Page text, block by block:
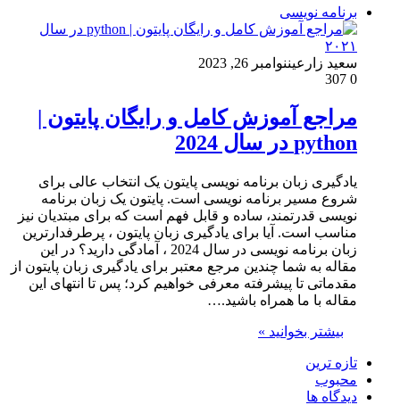
برنامه نویسی
سعید زارعیننوامبر 26, 2023
0
مراجع آموزش کامل و رایگان پایتون |
python در سال 2024
یادگیری زبان برنامه نویسی پایتون یک انتخاب عالی برای
شروع مسیر برنامه نویسی است. پایتون یک زبان برنامه
نویسی قدرتمند، ساده و قابل فهم است که برای مبتدیان نیز
مناسب است. آیا برای یادگیری زبان پایتون ، پرطرفدارترین
زبان برنامه نویسی در سال 2024 ، آمادگی دارید؟ در این
مقاله به شما چندین مرجع معتبر برای یادگیری زبان پایتون از
مقدماتی تا پیشرفته معرفی خواهیم کرد؛ پس تا انتهای این
مقاله با ما همراه باشید.…
بیشتر بخوانید »
تازه ترین
محبوب
دیدگاه ها